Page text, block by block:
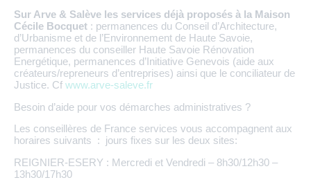
Sur Arve & Salève les services déjà proposés à la Maison
Cécile Bocquet : permanences du Conseil d’Architecture,
d’Urbanisme et de l’Environnement de Haute Savoie,
permanences du conseiller Haute Savoie Rénovation
Energétique, permanences d’Initiative Genevois (aide aux
créateurs/repreneurs d’entreprises) ainsi que le conciliateur de
Justice. Cf www.arve-saleve.fr
Besoin d’aide pour vos démarches administratives ?
Les conseillères de France services vous accompagnent aux
horaires suivants : jours fixes sur les deux sites:
REIGNIER-ESERY : Mercredi et Vendredi – 8h30/12h30 –
13h30/17h30